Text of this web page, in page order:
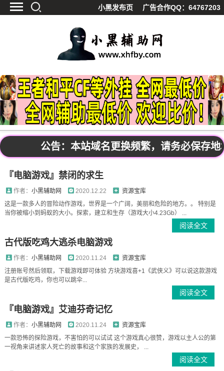
小黑发布页 广告合作QQ：64767203
精品软件
源码分享
资源宝库
影视解析
站内公告
公告：本站域名更换频繁，请务必保存
『电脑游戏』禁闭的求生
作者： 小黑辅助网 2020.12.22
资源宝库
这是一款多人的冒险动作游戏，世界是一个广阔，美丽和危险的地方。。 特别是
当你被缩小到蚂蚁的大小。探索，建立和生存（游戏大小4.23Gb） ...
阅读全文
古代版吃鸡大逃杀电脑游戏
作者： 小黑辅助网 2020.11.24
资源宝库
注册账号然后领取，下载游戏即可体验 方块游戏喜+1《武侠义》可以说这款游戏
是古代版吃鸡，你也可以跳伞...
阅读全文
『电脑游戏』艾迪芬奇记忆
作者： 小黑辅助网 2020.11.24
资源宝库
一款恐怖的探险游戏，不害怕的可以试试 这个游戏真心很赞，游戏以主人公的第
一视角来讲述家人死亡的故事和这个家族的发展史， ...
阅读全文